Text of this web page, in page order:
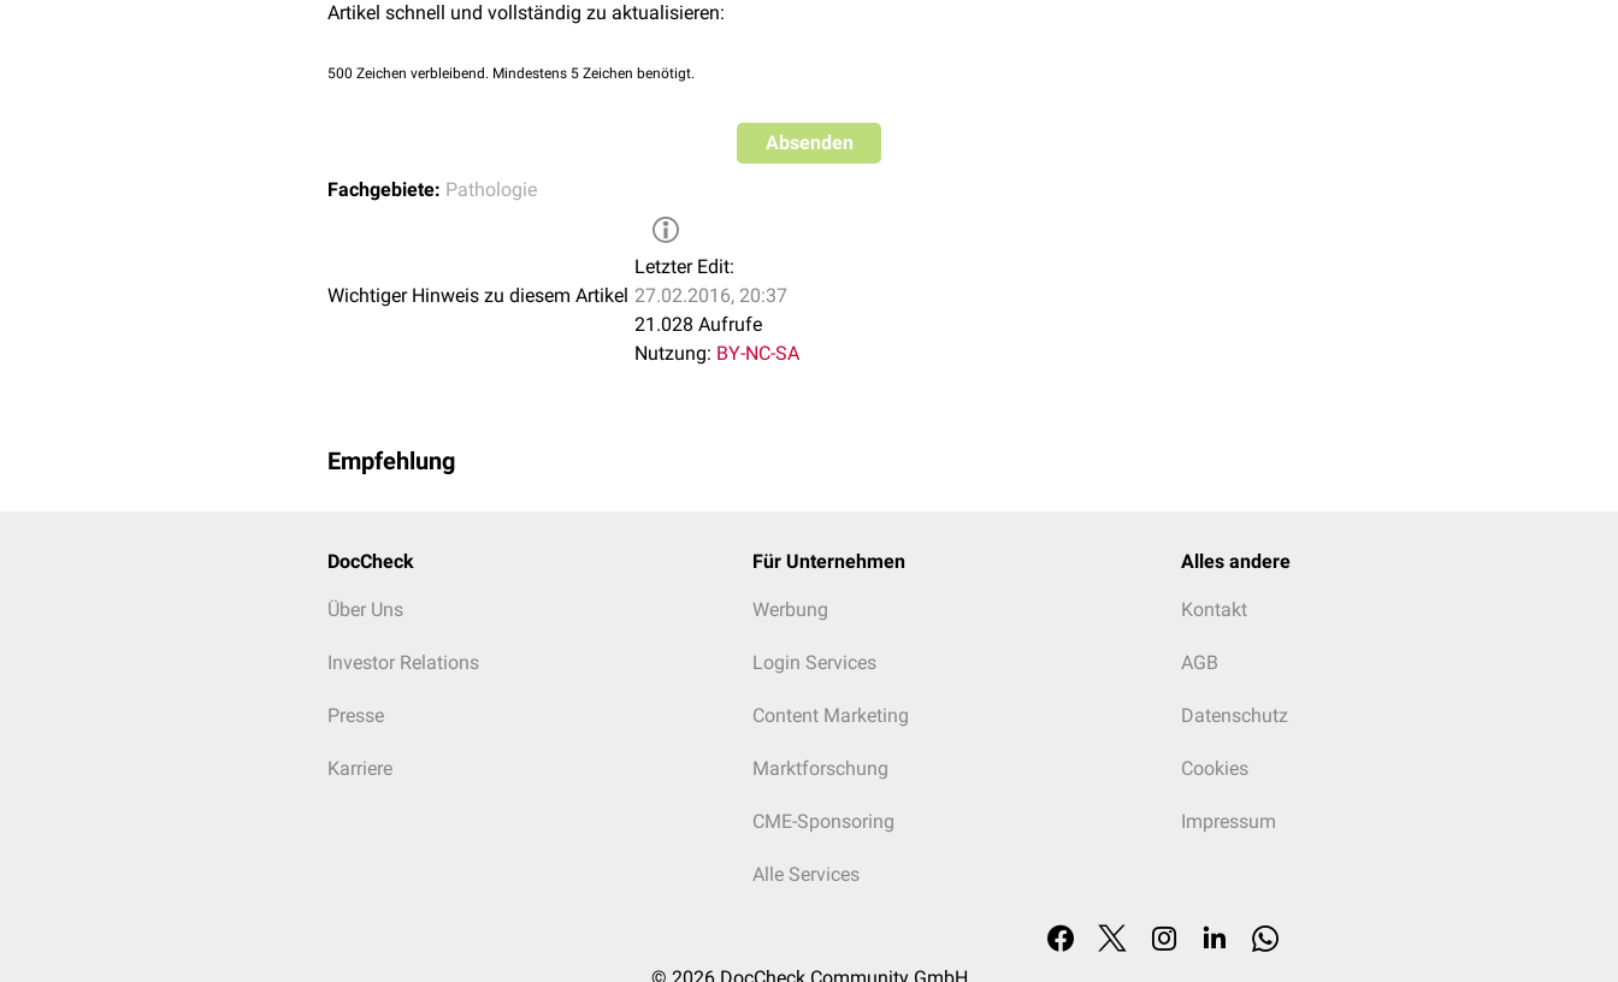
Artikel schnell und vollständig zu aktualisieren:
500 Zeichen verbleibend. Mindestens 5 Zeichen benötigt.
Absenden
Fachgebiete: Pathologie
Wichtiger Hinweis zu diesem Artikel
Letzter Edit:
27.02.2016, 20:37
21.028 Aufrufe
Nutzung: BY-NC-SA
Empfehlung
DocCheck
Über Uns
Investor Relations
Presse
Karriere
Für Unternehmen
Werbung
Login Services
Content Marketing
Marktforschung
CME-Sponsoring
Alle Services
Alles andere
Kontakt
AGB
Datenschutz
Cookies
Impressum